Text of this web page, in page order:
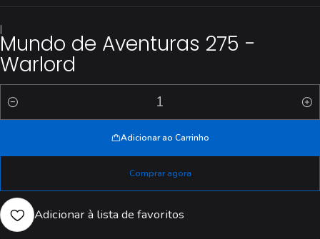
|
Mundo de Aventuras 275 -
Warlord
Quantidade
Adicionar ao Carrinho
Comprar agora
Adicionar à lista de favoritos